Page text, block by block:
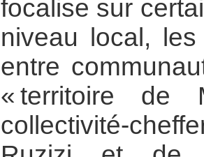
focalise sur
niveau local,
entre
« territoire de
collectivité-